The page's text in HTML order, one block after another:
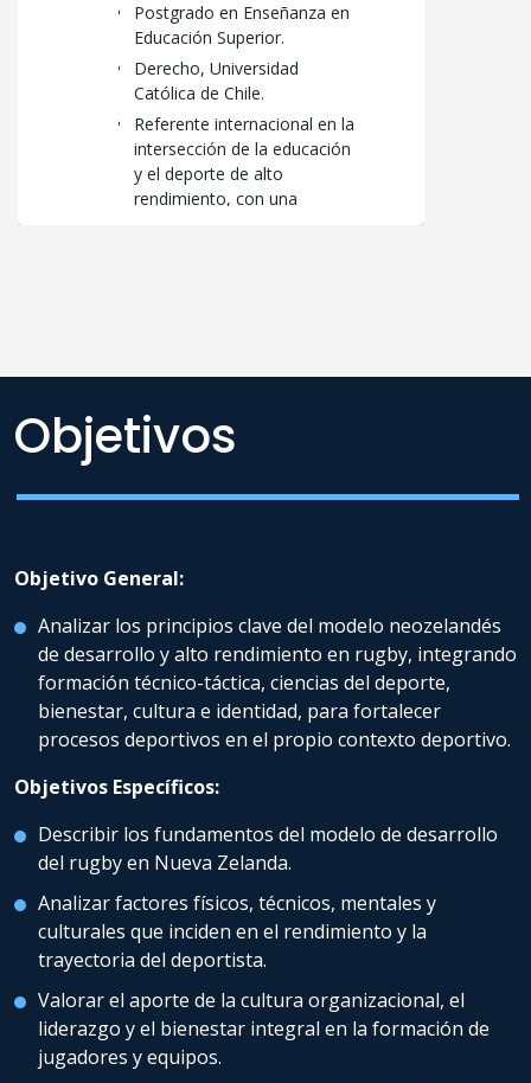
Postgrado en Enseñanza en
Educación Superior.
Derecho, Universidad
Católica de Chile.
Referente internacional en la
intersección de la educación
y el deporte de alto
rendimiento, con una
como Director de Thomas
Trustee del Malakai Alatini
Trust, además de liderar el
Director de Chile Barbarians.
organizaciones mediante
organizacional y
entrenamiento de
habilidades mentales,
aplicados tanto en
instituciones educativas en
Nueva Zelanda como en el
apoyo a atletas olímpicos y
Latinoamérica.
Objetivo General:
Analizar los principios clave del modelo neozelandés
de desarrollo y alto rendimiento en rugby, integrando
formación técnico-táctica, ciencias del deporte,
bienestar, cultura e identidad, para fortalecer
procesos deportivos en el propio contexto deportivo.
Objetivos Específicos:
Describir los fundamentos del modelo de desarrollo
del rugby en Nueva Zelanda.
Analizar factores físicos, técnicos, mentales y
culturales que inciden en el rendimiento y la
trayectoria del deportista.
Valorar el aporte de la cultura organizacional, el
liderazgo y el bienestar integral en la formación de
jugadores y equipos.
Objetivos